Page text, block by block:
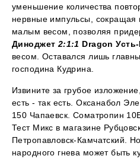
уменьшение количества
нервные импульсы,
малым весом, позволяя
Диноджет2:1:1 Dragon
весом. Оставался лишь
господина Кудрина.
Извините за грубое
есть - так есть. Оксанабол
150 Чапаевск. Cоматропин
Тест Микс в магазине
Петропавловск-Камчатский.
народного гнева может быть